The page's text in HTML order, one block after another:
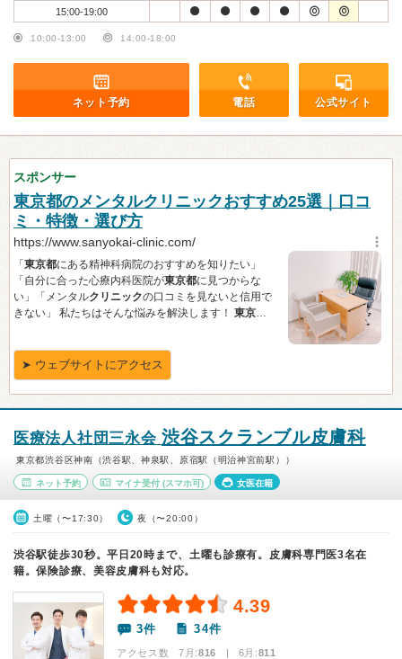
15:00-19:00
10:00-13:00 14:00-18:00
ネット予約 電話 公式サイト
医療法人社団三永会 渋谷スクランブル皮膚科
東京都渋谷区神南（渋谷駅、神泉駅、原宿駅（明治神宮前駅））
ネット予約 マイナ受付(スマホ可) 女医在籍
土曜（〜17:30） 夜（〜20:00）
渋谷駅徒歩30秒。平日20時まで、土曜も診療有。皮膚科専門医3名在
籍。保険診療、美容皮膚科も対応。
4.39
3件 34件
アクセス数 7月:816 | 6月:811